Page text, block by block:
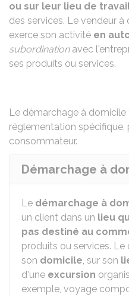
ou sur leur lieu de
des services. Le vendeur
exerce son activité en
subordinationavec
ses produits ou services.
Le démarchage à
réglementation spécifique,
consommateur.
Démarchage à
Le démarchage à
un client dans un lieu
pas destiné au
produits ou services.
son domicile, sur son
d'une excursion
exemple, voyage